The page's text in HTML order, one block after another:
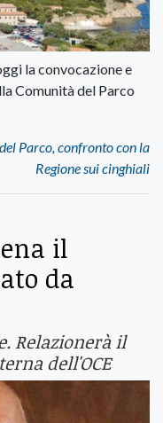
la convocazione e
Comunità del Parco
Parco, confronto con la
Regione sui cinghiali
il
da
Relazionerà il
dell'OCE